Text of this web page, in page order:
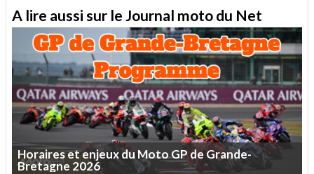
A lire aussi sur le Journal moto du Net
HorairesetenjeuxduMotoGPdeGrande-
Bretagne 2026